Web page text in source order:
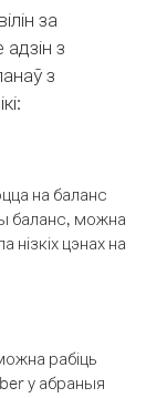
за
з
з
на баланс
баланс, можна
нізкіх цэнах на
рабіць
у абраныя